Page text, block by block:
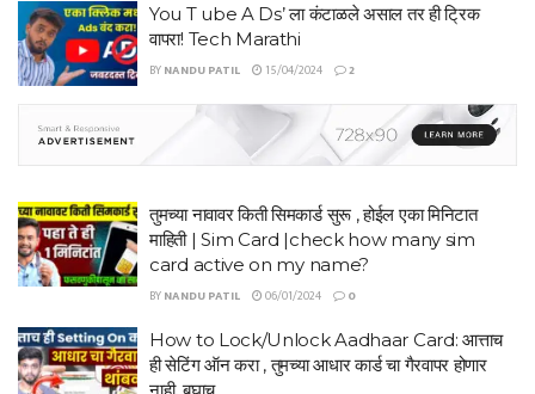
You T ube A Ds’ ला कंटाळले असाल तर ही ट्रिक
वापरा! Tech Marathi
BYNANDU PATIL 15/04/2024 2
तुमच्या नावावर किती सिमकार्ड सुरू , होईल एका मिनिटात
माहिती | Sim Card |check how many sim
card active on my name?
BYNANDU PATIL 06/01/2024 0
How to Lock/Unlock Aadhaar Card: आत्ताच
ही सेटिंग ऑन करा , तुमच्या आधार कार्ड चा गैरवापर होणार
नाही, बघाच